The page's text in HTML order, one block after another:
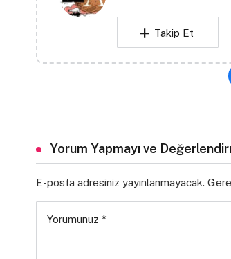
Takip Et
Yorum Yapmayı ve
E-posta adresiniz yayınlanmayacak.
Yorumunuz *